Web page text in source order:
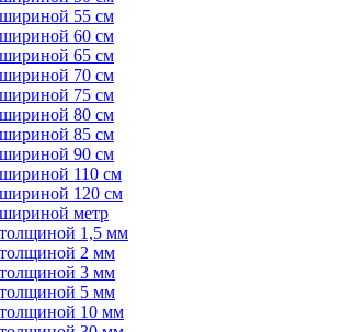
55 см
60 см
65 см
70 см
75 см
80 см
85 см
90 см
110 см
120 см
метр
1,5 мм
2 мм
3 мм
5 мм
10 мм